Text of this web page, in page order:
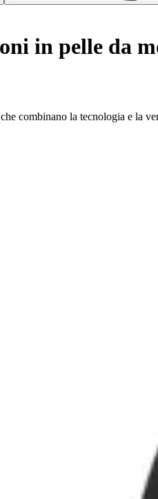
in pelle da
combinano la tecnologia e la